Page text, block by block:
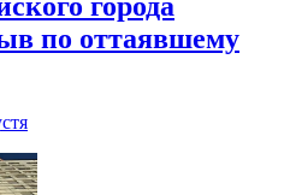
по оттаявшему